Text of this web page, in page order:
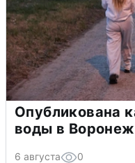
Опубликована
воды в
6 августа 0